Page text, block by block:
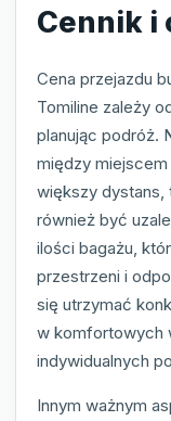
Cennik i
Cena przejazdu
Tomiline zależy
planując podróż.
między
większy dystans,
również być
ilości bagażu,
przestrzeni i
się utrzymać
w komfortowych
indywidualnych
Innym ważnym